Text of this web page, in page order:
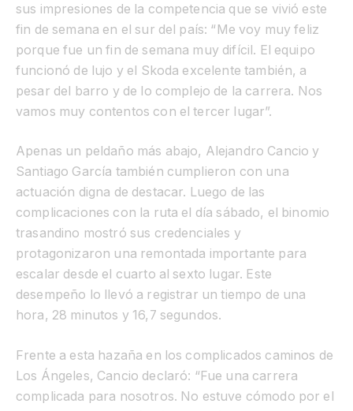
sus impresiones de la competencia que se vivió este
fin de semana en el sur del país: “Me voy muy feliz
porque fue un fin de semana muy difícil. El equipo
funcionó de lujo y el Skoda excelente también, a
pesar del barro y de lo complejo de la carrera. Nos
vamos muy contentos con el tercer lugar”.
Apenas un peldaño más abajo, Alejandro Cancio y
Santiago García también cumplieron con una
actuación digna de destacar. Luego de las
complicaciones con la ruta el día sábado, el binomio
trasandino mostró sus credenciales y
protagonizaron una remontada importante para
escalar desde el cuarto al sexto lugar. Este
desempeño lo llevó a registrar un tiempo de una
hora, 28 minutos y 16,7 segundos.
Frente a esta hazaña en los complicados caminos de
Los Ángeles, Cancio declaró: “Fue una carrera
complicada para nosotros. No estuve cómodo por el